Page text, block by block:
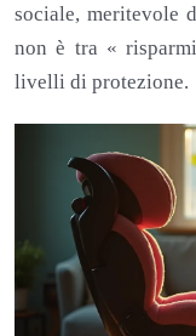
sociale, meritevole
non è tra «
livelli di protezione.